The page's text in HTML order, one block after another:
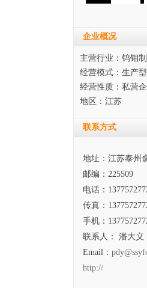
企业概况
主营行业：钨钼
经营模式：生产型
经营性质：私营
地区：江苏
联系方式
地址：江苏泰州
邮编：225509
电话：
传真：
手机：
联系人： 潘大义
Email：
http://